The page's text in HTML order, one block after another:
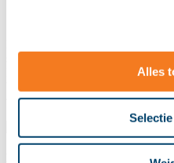
Alles
software in de juridische
NEXTassyst, CClaw, Epona,
bekende CRM pakketten zoals
volledige aanbod van integraties